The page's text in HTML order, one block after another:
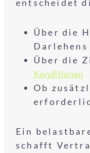
entscheidet
Über die
Darlehens
Über die
Konditionen
Ob
Ein
schafft